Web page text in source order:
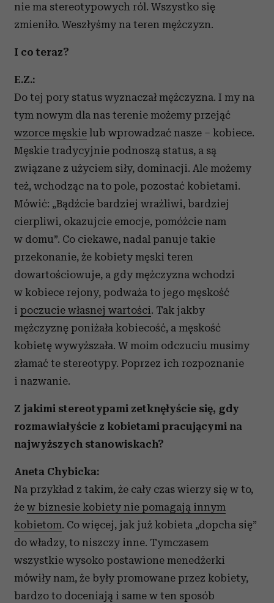
nie ma stereotypowych ról. Wszystko się
zmieniło. Weszłyśmy na teren mężczyzn.
I co teraz?
E.Z.:
Do tej pory status wyznaczał mężczyzna. I my na
tym nowym dla nas terenie możemy przejąć
wzorce męskie lub wprowadzać nasze – kobiece.
Męskie tradycyjnie podnoszą status, a są
związane z użyciem siły, dominacji. Ale możemy
też, wchodząc na to pole, pozostać kobietami.
Mówić: „Bądźcie bardziej wrażliwi, bardziej
cierpliwi, okazujcie emocje, pomóżcie nam
w domu”. Co ciekawe, nadal panuje takie
przekonanie, że kobiety męski teren
dowartościowuje, a gdy mężczyzna wchodzi
w kobiece rejony, podważa to jego męskość
i poczucie własnej wartości. Tak jakby
mężczyznę poniżała kobiecość, a męskość
kobietę wywyższała. W moim odczuciu musimy
złamać te stereotypy. Poprzez ich rozpoznanie
i nazwanie.
Z jakimi stereotypami zetknęłyście się, gdy
rozmawiałyście z kobietami pracującymi na
najwyższych stanowiskach?
Aneta Chybicka:
Na przykład z takim, że cały czas wierzy się w to,
że w biznesie kobiety nie pomagają innym
kobietom. Co więcej, jak już kobieta „dopcha się”
do władzy, to niszczy inne. Tymczasem
wszystkie wysoko postawione menedżerki
mówiły nam, że były promowane przez kobiety,
bardzo to doceniają i same w ten sposób